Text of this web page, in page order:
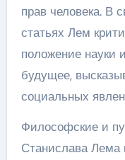
прав человека. В
статьях Лем
положение науки
будущее,
социальных
Философские и
Станислава Лема